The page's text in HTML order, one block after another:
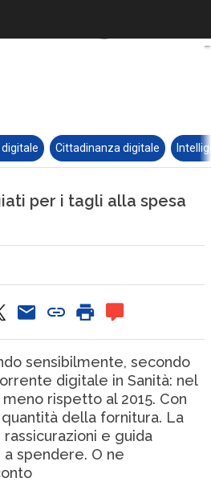
Cittadinanza digitale
per i tagli alla spesa
sensibilmente, secondo
digitale in Sanità: nel
rispetto al 2015. Con
della fornitura. La
e guida
spendere. O ne